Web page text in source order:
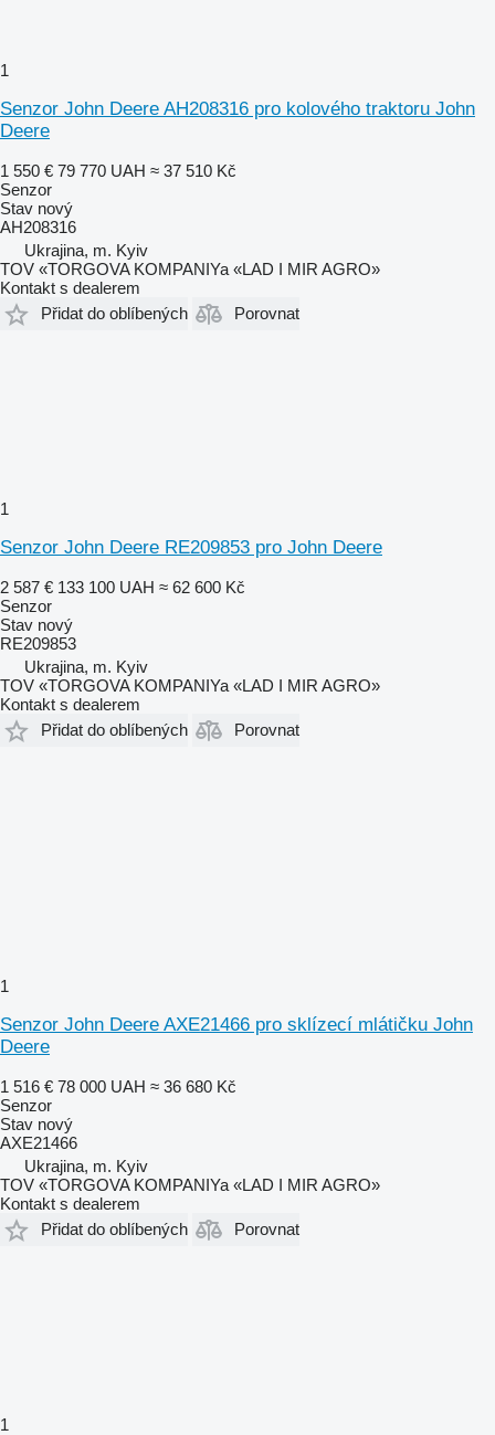
1
Senzor John Deere AH208316 pro kolového traktoru John
Deere
1 550 € 79 770 UAH ≈ 37 510 Kč
Senzor
Stav nový
AH208316
Ukrajina, m. Kyiv
TOV «TORGOVA KOMPANIYa «LAD I MIR AGRO»
Kontakt s dealerem
Přidat do oblíbených
Porovnat
1
Senzor John Deere RE209853 pro John Deere
2 587 € 133 100 UAH ≈ 62 600 Kč
Senzor
Stav nový
RE209853
Ukrajina, m. Kyiv
TOV «TORGOVA KOMPANIYa «LAD I MIR AGRO»
Kontakt s dealerem
Přidat do oblíbených
Porovnat
1
Senzor John Deere AXE21466 pro sklízecí mlátičku John
Deere
1 516 € 78 000 UAH ≈ 36 680 Kč
Senzor
Stav nový
AXE21466
Ukrajina, m. Kyiv
TOV «TORGOVA KOMPANIYa «LAD I MIR AGRO»
Kontakt s dealerem
Přidat do oblíbených
Porovnat
1